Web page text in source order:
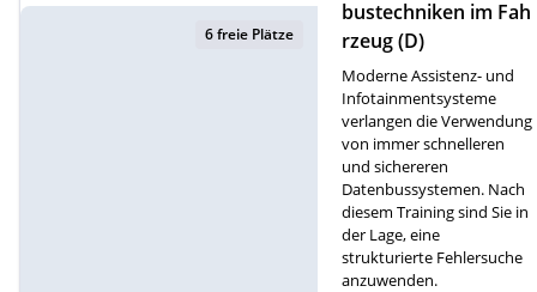
6 freie Plätze
bustechniken im Fah
rzeug (D)
Moderne Assistenz- und
Infotainmentsysteme
verlangen die Verwendung
von immer schnelleren
und sichereren
Datenbussystemen. Nach
diesem Training sind Sie in
der Lage, eine
strukturierte Fehlersuche
anzuwenden.